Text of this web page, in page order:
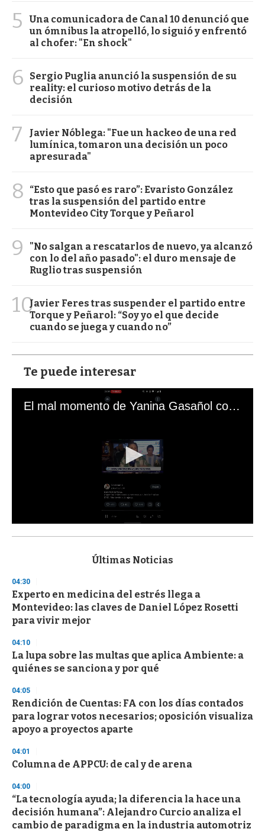
5
Una comunicadora de Canal 10 denunció que
un ómnibus la atropelló, lo siguió y enfrentó
al chofer: "En shock"
6
Sergio Puglia anunció la suspensión de su
reality: el curioso motivo detrás de la
decisión
7
Javier Nóblega: "Fue un hackeo de una red
lumínica, tomaron una decisión un poco
apresurada"
8
“Esto que pasó es raro”: Evaristo González
tras la suspensión del partido entre
Montevideo City Torque y Peñarol
9
"No salgan a rescatarlos de nuevo, ya alcanzó
con lo del año pasado": el duro mensaje de
Ruglio tras suspensión
10Javier Feres tras suspender el partido entre
Torque y Peñarol: “Soy yo el que decide
cuando se juega y cuando no”
Te puede interesar
El mal momento de Yanina Gasañol con un hincha argentino en "Subrayado"
s
d
s
o
f
3
s
e
c
o
d
s
Últimas Noticias
04:30
Experto en medicina del estrés llega a
Montevideo: las claves de Daniel López Rosetti
para vivir mejor
04:10
La lupa sobre las multas que aplica Ambiente: a
quiénes se sanciona y por qué
04:05
Rendición de Cuentas: FA con los días contados
para lograr votos necesarios; oposición visualiza
apoyo a proyectos aparte
04:01
Columna de APPCU: de cal y de arena
04:00
“La tecnología ayuda; la diferencia la hace una
decisión humana”: Alejandro Curcio analiza el
cambio de paradigma en la industria automotriz